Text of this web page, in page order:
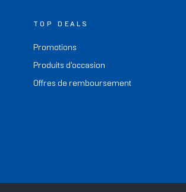
TOP DEALS
Promotions
Produits d'occasion
Offres de remboursement